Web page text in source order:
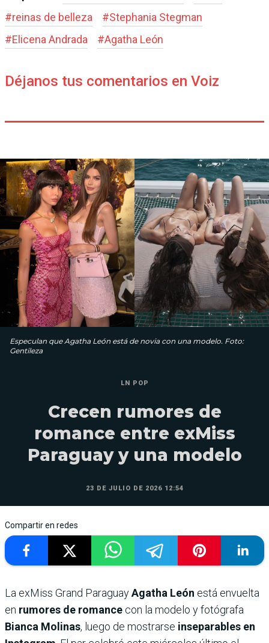
#reinas de belleza #Stephania Stegman
#Elicena Andrada #Agatha León
Déjanos tus comentarios en Voiz
Especulan que Agatha León está de novia con una modelo. Foto:
Gentileza
LN POP
Crecen rumores de
romance entre exMiss
Paraguay y una modelo
23 DE JULIO DE 2026 12:54
Compartir en redes
La exMiss Grand ParaguayAgatha León está envuelta
en rumores de romance con la modelo y fotógrafa
Bianca Molinas, luego de mostrarse inseparables en